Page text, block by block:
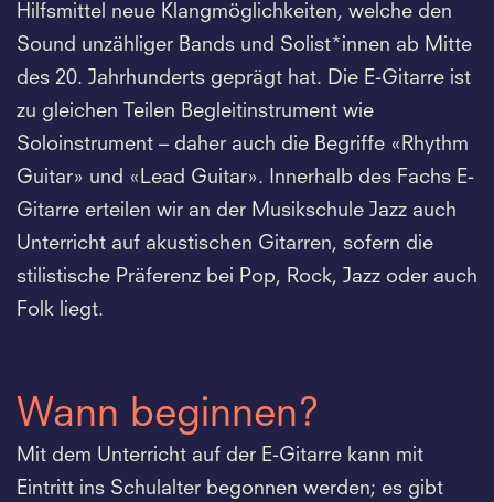
Hilfsmittel neue Klangmöglichkeiten, welche den
Sound unzähliger Bands und Solist*innen ab Mitte
des 20. Jahrhunderts geprägt hat. Die E-Gitarre ist
zu gleichen Teilen Begleitinstrument wie
Soloinstrument – daher auch die Begriffe «Rhythm
Guitar» und «Lead Guitar». Innerhalb des Fachs E-
Gitarre erteilen wir an der Musikschule Jazz auch
Unterricht auf akustischen Gitarren, sofern die
stilistische Präferenz bei Pop, Rock, Jazz oder auch
Folk liegt.
Wann beginnen?
Mit dem Unterricht auf der E-Gitarre kann mit
Eintritt ins Schulalter begonnen werden; es gibt